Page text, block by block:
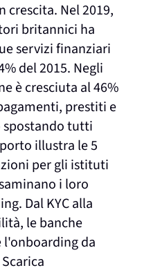
crescita. Nel 2019,
britannici ha
servizi finanziari
del 2015. Negli
è cresciuta al 46%
prestiti e
spostando tutti
illustra le 5
per gli istituti
i loro
Dal KYC alla
le banche
l'onboarding da